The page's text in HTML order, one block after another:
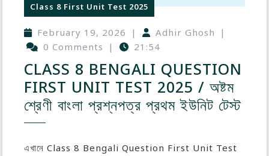
Class 8 First Unit Test 2025
February 19, 2026 | Adhir Ghosh
|
0 Comments
| 21:54
CLASS 8 BENGALI QUESTION
FIRST UNIT TEST 2025 / অষ্টম
শ্রেণী বাংলা প্রশ্নপত্র প্রথম ইউনিট টেস্ট
এখানে Class 8 Bengali Question First Unit Test